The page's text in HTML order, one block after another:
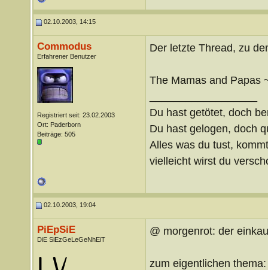
02.10.2003, 14:15
Commodus
Erfahrener Benutzer
Registriert seit: 23.02.2003
Ort: Paderborn
Beiträge: 505
Der letzte Thread, zu
The Mamas and Papas
Du hast getötet, doch
Du hast gelogen, doch
Alles was du tust,
vielleicht wirst du
02.10.2003, 19:04
PiEpSiE
DiE SiEzGeLeGeNhEiT
@ morgenrot: der
zum eigentlichen